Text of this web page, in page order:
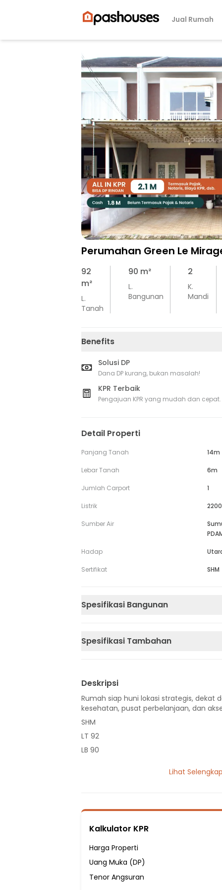
Jual Rumah
Perumahan Green Le
92
m²
L.
Tanah
90 m²
L.
Bangunan
2
K.
Mandi
Benefits
Solusi DP
Dana DP kurang, bukan masalah!
KPR Terbaik
Pengajuan KPR yang mudah dan cepat.
Detail Properti
Panjang Tanah 14m
Lebar Tanah 6m
Jumlah Carport 1
Listrik
Sumber Air
Hadap
Sertifikat SHM
Spesifikasi Bangunan
Spesifikasi Tambahan
Deskripsi
Rumah siap huni lokasi strategis, dekat
kesehatan, pusat perbelanjaan, dan
SHM
LT 92
LB 90
Hadap Utara
Fasilitas Sekitar Hunian:
2 Menit ke SMA Negeri 12 Depok
2 Menit ke Sekolah Dasar Negeri
Lihat
Kalkulator KPR
Harga Properti
Uang Muka (DP)
Tenor Angsuran